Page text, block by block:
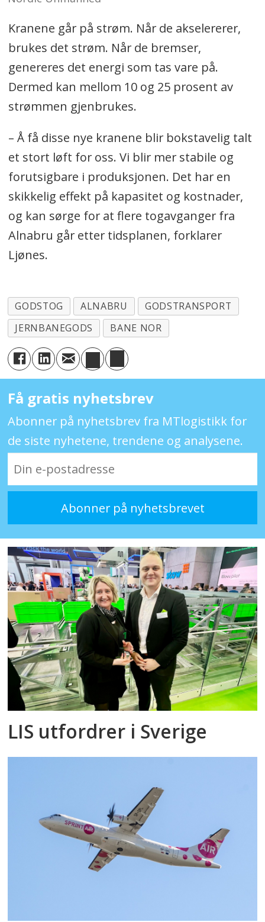
Kranene går på strøm. Når de akselererer,
brukes det strøm. Når de bremser,
genereres det energi som tas vare på.
Dermed kan mellom 10 og 25 prosent av
strømmen gjenbrukes.
– Å få disse nye kranene blir bokstavelig talt
et stort løft for oss. Vi blir mer stabile og
forutsigbare i produksjonen. Det har en
skikkelig effekt på kapasitet og kostnader,
og kan sørge for at flere togavganger fra
Alnabru går etter tidsplanen, forklarer
Ljønes.
GODSTOG ALNABRU
GODSTRANSPORT
JERNBANEGODS
BANE NOR
Få gratis nyhetsbrev
Abonner på nyhetsbrev fra MTlogistikk for
de siste nyhetene, trendene og analysene.
LIS utfordrer i Sverige